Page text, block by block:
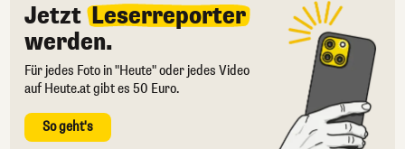
Jetzt Leserreporter
werden.
Für jedes Foto in "Heute" oder jedes Video
auf Heute.at gibt es 50 Euro.
So geht's